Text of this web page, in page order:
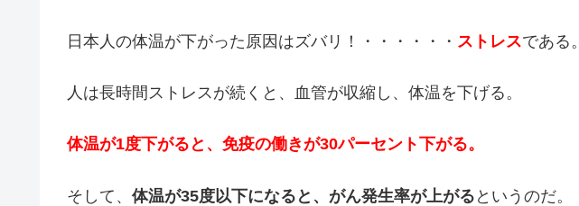
日本人の体温が下がった原因はズバリ！・・・・・・ ストレスである。
人は長時間ストレスが続くと、血管が収縮し、体温を下げる。
体温が1度下がると、免疫の働きが30パーセント下がる。
そして、 体温が35度以下になると、がん発生率が上がる というのだ。